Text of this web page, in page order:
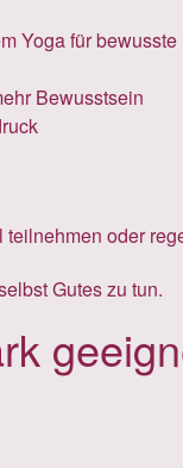
Yoga für bewusste
Bewusstsein
oder
Gutes zu tun.